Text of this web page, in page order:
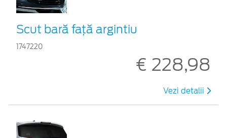
Scut bară faţă argintiu
1747220
€ 228,98
Vezi detalii